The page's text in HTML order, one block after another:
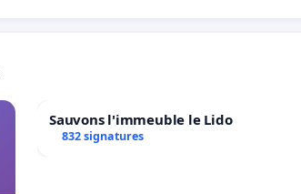
Sauvons l'immeuble le Lido
832 signatures